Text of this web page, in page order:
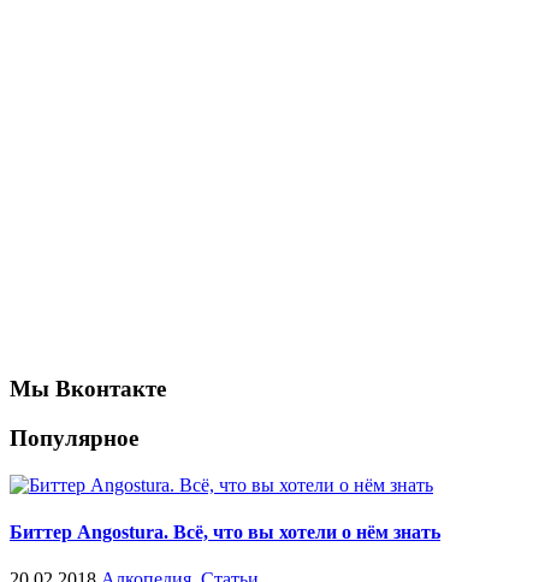
Мы Вконтакте
Популярное
Биттер Angostura. Всё, что вы хотели о нём знать